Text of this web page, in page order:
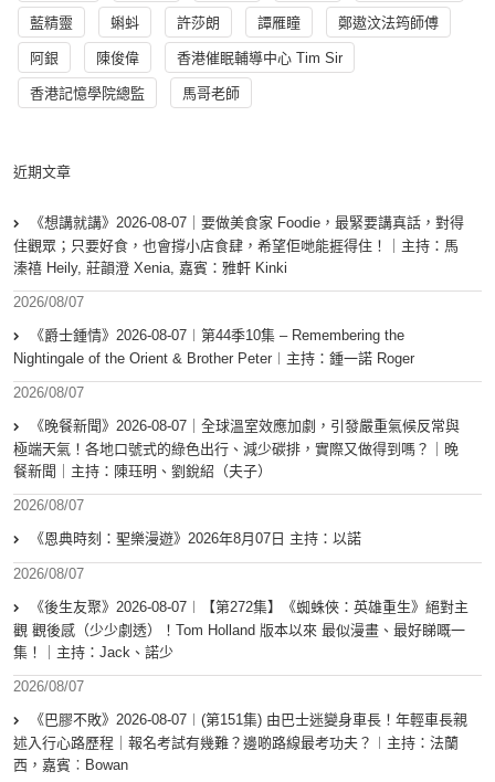
藍精靈 蝌蚪 許莎朗 譚雁瞳 鄭遨汶法筠師傅
阿銀 陳俊偉 香港催眠輔導中心 Tim Sir
香港記憶學院總監 馬哥老師
近期文章
《想講就講》2026-08-07｜要做美食家 Foodie，最緊要講真話，對得
住觀眾；只要好食，也會撐小店食肆，希望佢哋能捱得住！｜主持：馬
溱禧 Heily, 莊韻澄 Xenia, 嘉賓：雅軒 Kinki
2026/08/07
《爵士鍾情》2026-08-07︱第44季10集 – Remembering the
Nightingale of the Orient & Brother Peter︱主持：鍾一諾 Roger
2026/08/07
《晚餐新聞》2026-08-07｜全球溫室效應加劇，引發嚴重氣候反常與
極端天氣！各地口號式的綠色出行、減少碳排，實際又做得到嗎？｜晚
餐新聞｜主持：陳珏明、劉銳紹（夫子）
2026/08/07
《恩典時刻：聖樂漫遊》2026年8月07日 主持：以諾
2026/08/07
《後生友聚》2026-08-07︱【第272集】《蜘蛛俠：英雄重生》絕對主
觀 觀後感（少少劇透）！Tom Holland 版本以來 最似漫畫、最好睇嘅一
集！｜主持：Jack、諾少
2026/08/07
《巴膠不敗》2026-08-07︱(第151集) 由巴士迷變身車長！年輕車長親
述入行心路歷程｜報名考試有幾難？邊啲路線最考功夫？︱主持：法蘭
西，嘉賓︰Bowan